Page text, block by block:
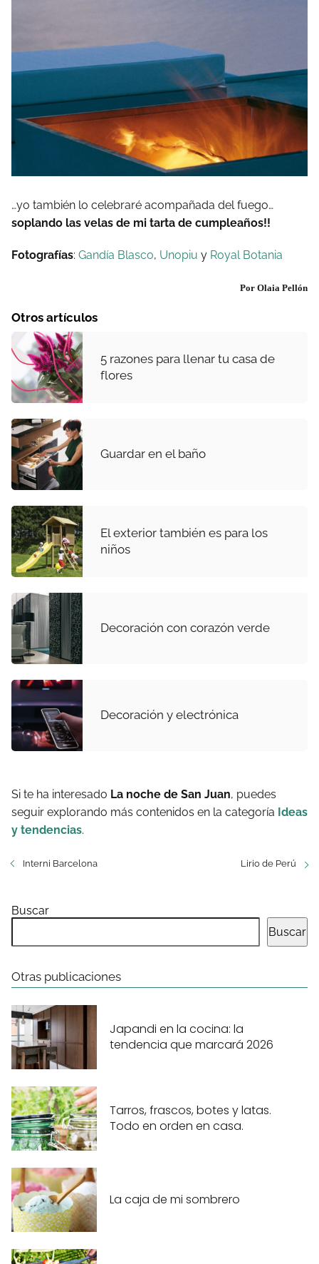
…yo también lo celebraré acompañada del fuego…
soplando las velas de mi tarta de cumpleaños!!
Fotografías: Gandía Blasco, Unopiu y Royal Botania
Por Olaia Pellón
Otros artículos
5 razones para llenar tu casa de
flores
Guardar en el baño
El exterior también es para los
niños
Decoración con corazón verde
Decoración y electrónica
Si te ha interesado La noche de San Juan, puedes
seguir explorando más contenidos en la categoría Ideas
y tendencias.
Interni Barcelona Lirio de Perú
Buscar
Buscar
Otras publicaciones
Japandi en la cocina: la
tendencia que marcará 2026
Tarros, frascos, botes y latas.
Todo en orden en casa.
La caja de mi sombrero